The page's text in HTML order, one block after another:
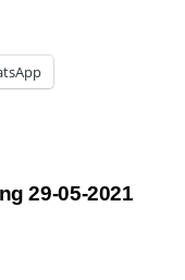
29-05-2021